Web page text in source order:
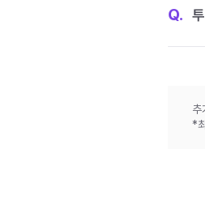
Q.
추
*